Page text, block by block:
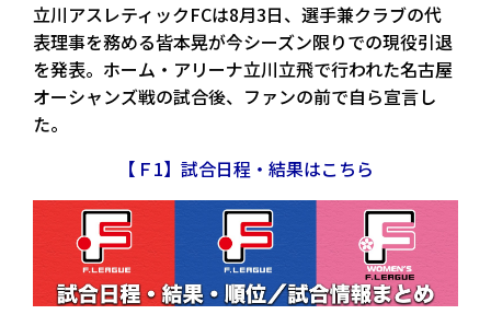
立川アスレティックFCは8月3日、選手兼クラブの代
表理事を務める皆本晃が今シーズン限りでの現役引退
を発表。ホーム・アリーナ立川立飛で行われた名古屋
オーシャンズ戦の試合後、ファンの前で自ら宣言し
た。
【Ｆ1】試合日程・結果はこちら